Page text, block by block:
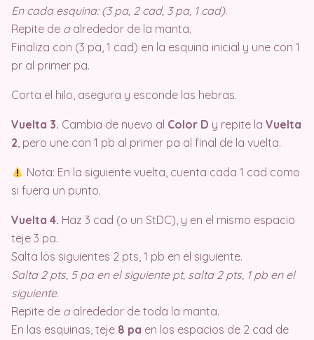
En cada esquina: (3 pa, 2 cad, 3 pa, 1 cad).
Repite de aalrededor de la manta.
Finaliza con (3 pa, 1 cad) en la esquina inicial y une con 1
pr al primer pa.
Corta el hilo, asegura y esconde las hebras.
Vuelta 3. Cambia de nuevo al Color D y repite la Vuelta
2, pero une con 1 pb al primer pa al final de la vuelta.
Nota: En la siguiente vuelta, cuenta cada 1 cad como
si fuera un punto.
Vuelta 4. Haz 3 cad (o un StDC), y en el mismo espacio
teje 3 pa.
Salta los siguientes 2 pts, 1 pb en el siguiente.
Salta 2 pts, 5 pa en el siguiente pt, salta 2 pts, 1 pb en el
siguiente.
Repite de aalrededor de toda la manta.
En las esquinas, teje 8 pa en los espacios de 2 cad de